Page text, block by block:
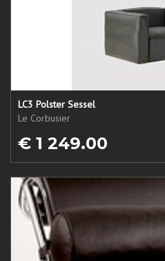
LC3 Polster Sessel
Le Corbusier
€ 1 249.00